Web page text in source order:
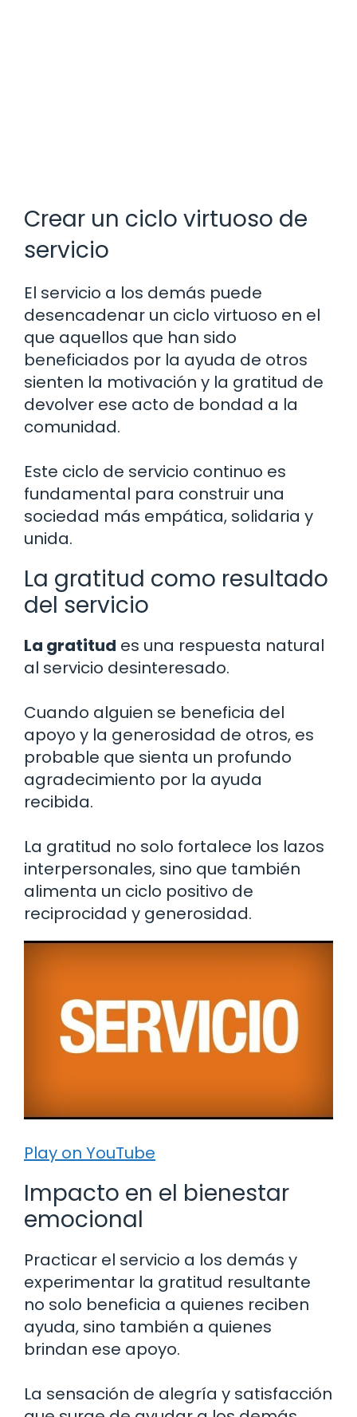
Crear un ciclo virtuoso de
servicio
El servicio a los demás puede
desencadenar un ciclo virtuoso en el
que aquellos que han sido
beneficiados por la ayuda de otros
sienten la motivación y la gratitud de
devolver ese acto de bondad a la
comunidad.
Este ciclo de servicio continuo es
fundamental para construir una
sociedad más empática, solidaria y
unida.
La gratitud como resultado
del servicio
La gratitud es una respuesta natural
al servicio desinteresado.
Cuando alguien se beneficia del
apoyo y la generosidad de otros, es
probable que sienta un profundo
agradecimiento por la ayuda
recibida.
La gratitud no solo fortalece los lazos
interpersonales, sino que también
alimenta un ciclo positivo de
reciprocidad y generosidad.
Play on YouTube
Impacto en el bienestar
emocional
Practicar el servicio a los demás y
experimentar la gratitud resultante
no solo beneficia a quienes reciben
ayuda, sino también a quienes
brindan ese apoyo.
La sensación de alegría y satisfacción